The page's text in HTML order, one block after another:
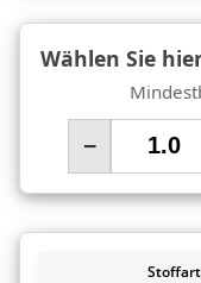
Wählen Sie
−